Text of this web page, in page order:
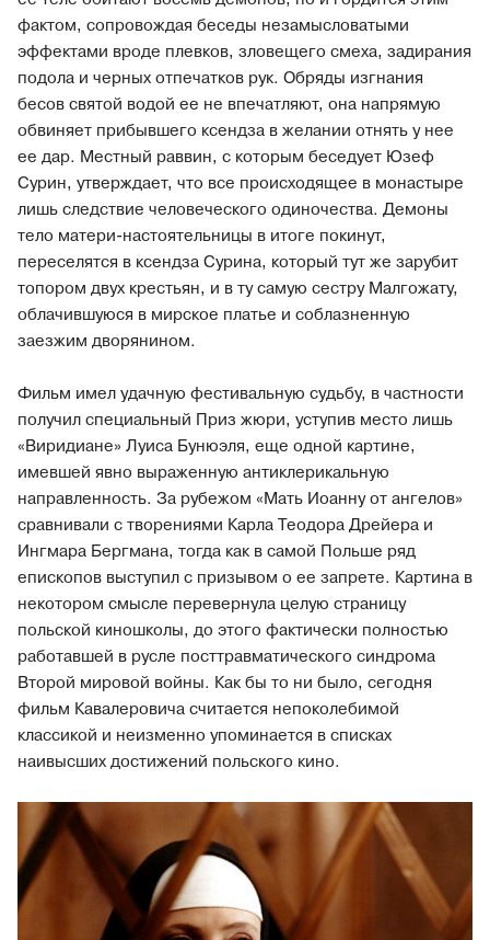
фактом, сопровождая беседы незамысловатыми
эффектами вроде плевков, зловещего смеха, задирания
подола и черных отпечатков рук. Обряды изгнания
бесов святой водой ее не впечатляют, она напрямую
обвиняет прибывшего ксендза в желании отнять у нее
ее дар. Местный раввин, с которым беседует Юзеф
Сурин, утверждает, что все происходящее в монастыре
лишь следствие человеческого одиночества. Демоны
тело матери-настоятельницы в итоге покинут,
переселятся в ксендза Сурина, который тут же зарубит
топором двух крестьян, и в ту самую сестру Малгожату,
облачившуюся в мирское платье и соблазненную
заезжим дворянином.
Фильм имел удачную фестивальную судьбу, в частности
получил специальный Приз жюри, уступив место лишь
«Виридиане» Луиса Бунюэля, еще одной картине,
имевшей явно выраженную антиклерикальную
направленность. За рубежом «Мать Иоанну от ангелов»
сравнивали с творениями Карла Теодора Дрейера и
Ингмара Бергмана, тогда как в самой Польше ряд
епископов выступил с призывом о ее запрете. Картина в
некотором смысле перевернула целую страницу
польской киношколы, до этого фактически полностью
работавшей в русле посттравматического синдрома
Второй мировой войны. Как бы то ни было, сегодня
фильм Кавалеровича считается непоколебимой
классикой и неизменно упоминается в списках
наивысших достижений польского кино.